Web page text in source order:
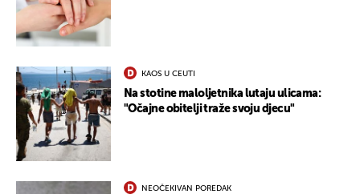
KAOS U CEUTI
Na stotine maloljetnika lutaju ulicama:
"Očajne obitelji traže svoju djecu"
NEOČEKIVAN POREDAK